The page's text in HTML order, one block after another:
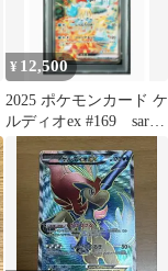
¥ 12,500
2025 ポケモンカード ケ
ルディオex #169 sar